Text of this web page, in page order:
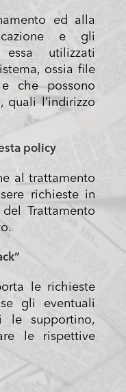
ed alla
e gli
utilizzati
ossia file
che possono
quali l’indirizzo
policy
al trattamento
richieste in
Trattamento
le richieste
gli eventuali
le supportino,
le rispettive